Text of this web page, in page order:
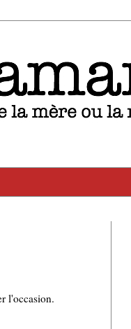
l'occasion.